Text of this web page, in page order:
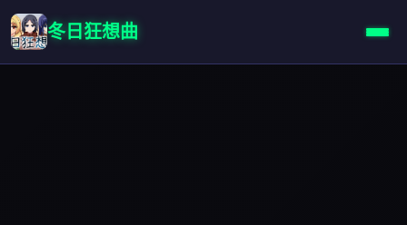
冬日狂想曲